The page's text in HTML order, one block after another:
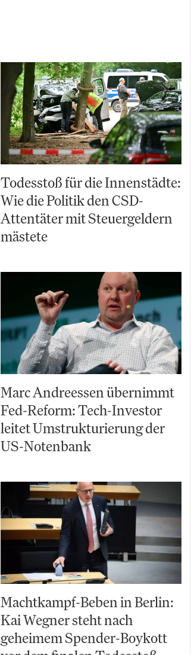
Todesstoß für die Innenstädte:
Wie die Politik den CSD-
Attentäter mit Steuergeldern
mästete
Marc Andreessen übernimmt
Fed-Reform: Tech-Investor
leitet Umstrukturierung der
US-Notenbank
Machtkampf-Beben in Berlin:
Kai Wegner steht nach
geheimem Spender-Boykott